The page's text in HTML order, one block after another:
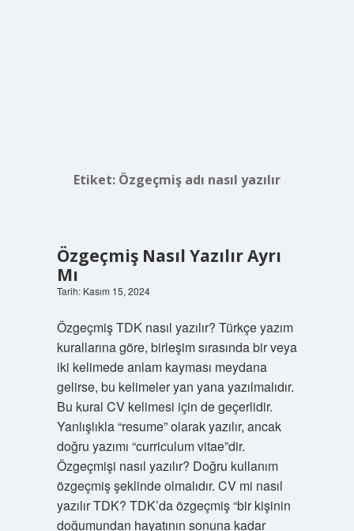
Etiket: Özgeçmiş adı nasıl yazılır
Özgeçmiş Nasıl Yazılır Ayrı
Mı
Tarih: Kasım 15, 2024
Özgeçmiş TDK nasıl yazılır? Türkçe yazım
kurallarına göre, birleşim sırasında bir veya
iki kelimede anlam kayması meydana
gelirse, bu kelimeler yan yana yazılmalıdır.
Bu kural CV kelimesi için de geçerlidir.
Yanlışlıkla “resume” olarak yazılır, ancak
doğru yazımı “curriculum vitae”dir.
Özgeçmişi nasıl yazılır? Doğru kullanım
özgeçmiş şeklinde olmalıdır. CV mi nasıl
yazılır TDK? TDK’da özgeçmiş “bir kişinin
doğumundan hayatının sonuna kadar